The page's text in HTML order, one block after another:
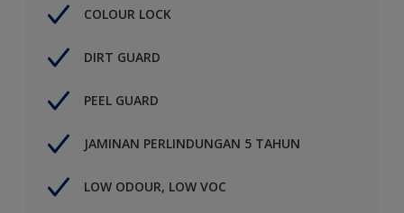
COLOUR LOCK
DIRT GUARD
PEEL GUARD
JAMINAN PERLINDUNGAN 5 TAHUN
LOW ODOUR, LOW VOC